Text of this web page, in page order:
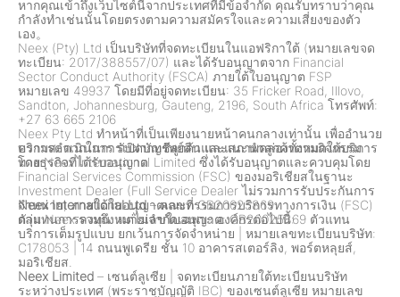
หากคุณเข้าถึงเว็บไซต์นี้จากประเทศที่มีข้อจำกัด คุณรับทราบว่าคุณ
กำลังทำเช่นนั้นโดยตรงตามความสมัครใจและความเสี่ยงของตัว
เอง。
Neex (Pty) Ltd เป็นบริษัทที่จดทะเบียนในแอฟริกาใต้ (หมายเลขจด
ทะเบียน: 2017/388557/07) และได้รับอนุญาตจาก Financial
Sector Conduct Authority (FSCA) ภายใต้ใบอนุญาต FSP
หมายเลข 49937 โดยมีที่อยู่จดทะเบียน: 35 Fricker Road, Illovo,
Sandton, Johannesburg, Gauteng, 2196, South Africa โทรศัพท์:
+27 63 665 2106
Neex Pty Ltd ทำหน้าที่เป็นเพียงนายหน้าคนกลางเท่านั้น เพื่ออำนวย
ความสะดวกในการเปิดบัญชีลูกค้าและแนะนำลูกค้าตามกิจกรรม
ทางธุรกิจที่ได้รับอนุญาต
บริการดำเนินการ รับฝากทรัพย์สิน และสภาพคล่องทั้งหมดให้บริการ
โดย Neex International Limited ซึ่งได้รับอนุญาตและควบคุมโดย
Financial Services Commission (FSC) ของมอริเชียสในฐานะ
Investment Dealer (Full Service Dealer ไม่รวมการรับประกันการ
จำหน่าย) ภายใต้ใบอนุญาตเลขที่ GB20025869
กลุ่ม Neex รวมถึง แต่ไม่จำกัดเฉพาะ องค์กรต่อไปนี้:
Neex International Ltd– คณะกรรมการบริการทางการเงิน (FSC)
ตัวแทนการลงทุน หมายเลขใบอนุญาต: GB20025869 ตัวแทน
บริการเต็มรูปแบบ ยกเว้นการจัดจำหน่าย
หมายเลขทะเบียนบริษัท:
C178053
14 ถนนพูเดรีย ชั้น 10 อาคารสเตอร์ลิง, พอร์ตหลุยส์,
มอริเชียส.
Neex Limited – เซนต์ลูเซีย
จดทะเบียนภายใต้ทะเบียนบริษัท
ระหว่างประเทศ (พระราชบัญญัติ IBC) ของเซนต์ลูเซีย หมายเลข